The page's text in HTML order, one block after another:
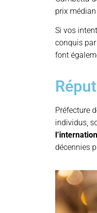
prix
Si vos
conquis
font
Préfecture
individus,
décennies